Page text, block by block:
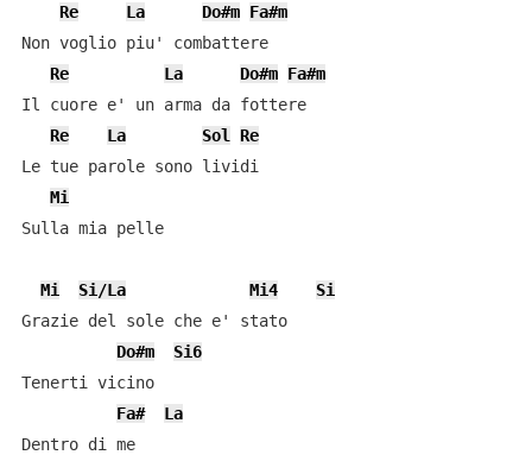
Re
La Do#m Fa#m
Non voglio piu' combattere
Re
La Do#m Fa#m
Il cuore e' un arma da fottere
Re
La Sol
Re
Le tue parole sono lividi
Mi
Sulla mia pelle
Mi Si/La Mi4
Si
Grazie del sole che e' stato
Do#m
Si6
Tenerti vicino
Fa#
La
Dentro di me